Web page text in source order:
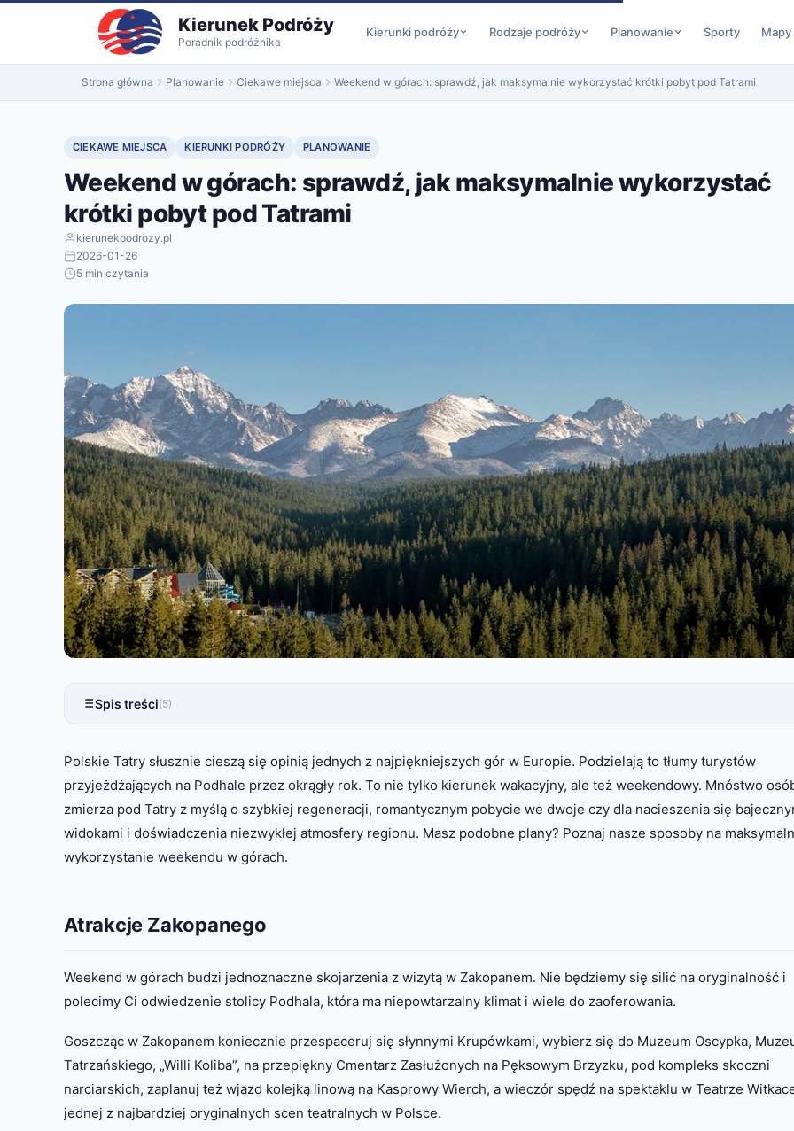
do
Kierunek Podróży
Poradnik podróżnika
Kierunki podróży Rodzaje podróży Planowanie Sporty Mapy
Strona główna Planowanie Ciekawe miejsca Weekend w górach: sprawdź, jak maksymalnie wykorzystać krótki pobyt pod Tatrami
CIEKAWE MIEJSCA KIERUNKI PODRÓŻY PLANOWANIE
Weekend w górach: sprawdź, jak maksymalnie wykorzystać
krótki pobyt pod Tatrami
kierunekpodrozy.pl
2026-01-26
5 min czytania
Spis treści(5)
Polskie Tatry słusznie cieszą się opinią jednych z najpiękniejszych gór w Europie. Podzielają to tłumy turystów
przyjeżdżających na Podhale przez okrągły rok. To nie tylko kierunek wakacyjny, ale też weekendowy. Mnóstwo
zmierza pod Tatry z myślą o szybkiej regeneracji, romantycznym pobycie we dwoje czy dla nacieszenia się
widokami i doświadczenia niezwykłej atmosfery regionu. Masz podobne plany? Poznaj nasze sposoby na
wykorzystanie weekendu w górach.
Atrakcje Zakopanego
Weekend w górach budzi jednoznaczne skojarzenia z wizytą w Zakopanem. Nie będziemy się silić na oryginalność i
polecimy Ci odwiedzenie stolicy Podhala, która ma niepowtarzalny klimat i wiele do zaoferowania.
Goszcząc w Zakopanem koniecznie przespaceruj się słynnymi Krupówkami, wybierz się do Muzeum Oscypka,
Tatrzańskiego, „Willi Koliba”, na przepiękny Cmentarz Zasłużonych na Pęksowym Brzyzku, pod kompleks skoczni
narciarskich, zaplanuj też wjazd kolejką linową na Kasprowy Wierch, a wieczór spędź na spektaklu w Teatrze
jednej z najbardziej oryginalnych scen teatralnych w Polsce.